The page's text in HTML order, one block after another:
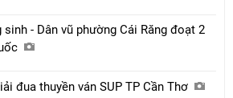
sinh - Dân vũ phường Cái Răng đoạt 2
đua thuyền ván SUP TP Cần Thơ